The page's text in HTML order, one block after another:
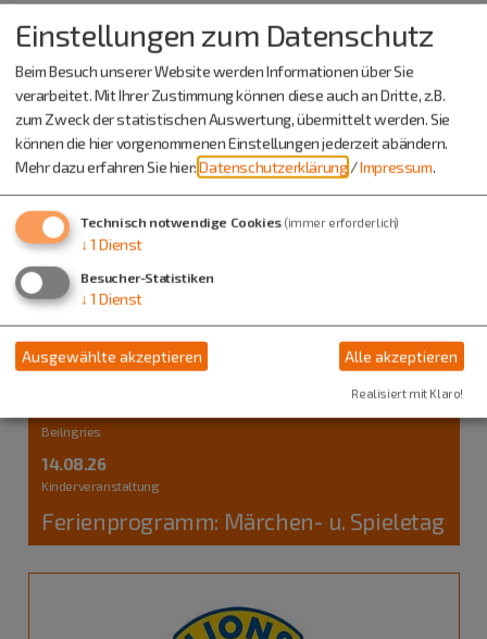
Auch an diesem Ort
Beilngries
14.08.26
Kinderveranstaltung
Ferienprogramm: Märchen- u. Spieletag
Einstellungen zum Datenschutz
Beim Besuch unserer Website werden Informationen über Sie
verarbeitet. Mit Ihrer Zustimmung können diese auch an Dritte, z.B.
zum Zweck der statistischen Auswertung, übermittelt werden. Sie
können die hier vorgenommenen Einstellungen jederzeit abändern.
Mehr dazu erfahren Sie hier:Datenschutzerklärung /Impressum.
Technisch notwendige Cookies (immer erforderlich)
↓ 1 Dienst
Besucher-Statistiken
↓ 1 Dienst
Ausgewählte akzeptieren Alle akzeptieren
Realisiert mit Klaro!